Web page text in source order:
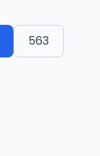
563